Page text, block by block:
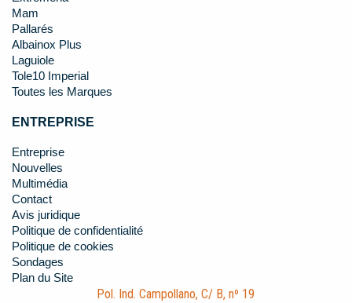
Mam
Pallarés
Albainox Plus
Laguiole
Tole10 Imperial
Toutes les Marques
ENTREPRISE
Entreprise
Nouvelles
Multimédia
Contact
Avis juridique
Politique de confidentialité
Politique de cookies
Sondages
Plan du Site
Pol. Ind. Campollano, C/ B, nº 19